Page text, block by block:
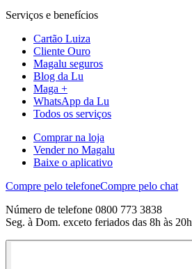
Serviços e benefícios
Cartão Luiza
Cliente Ouro
Magalu seguros
Blog da Lu
Maga +
WhatsApp da Lu
Todos os serviços
Comprar na loja
Vender no Magalu
Baixe o aplicativo
Compre pelo telefoneCompre pelo chat
Número de telefone 0800 773 3838
Seg. à Dom. exceto feriados das 8h às 20h